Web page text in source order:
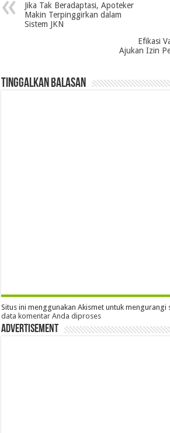
Jika Tak Beradaptasi, Apoteker
Makin Terpinggirkan dalam
Sistem JKN
Efikasi
Ajukan Izin
Tinggalkan Balasan
Situs ini menggunakan Akismet untuk mengurangi
data komentar Anda diproses
Advertisement